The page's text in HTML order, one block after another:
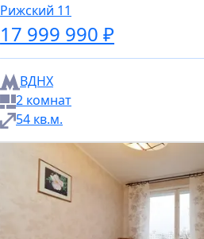
Рижский 11
17 999 990 ₽
ВДНХ
2 комнат
54 кв.м.